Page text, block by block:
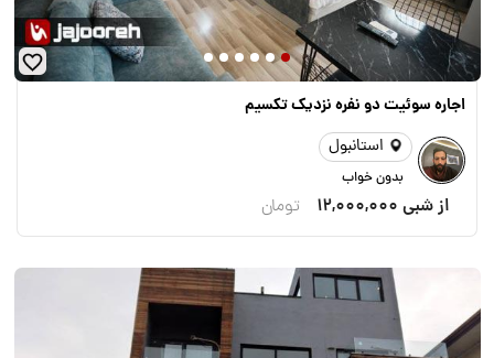
اجاره سوئیت دو نفره نزدیک تکسیم
استانبول
بدون خواب
از شبی 12,000,000 تومان